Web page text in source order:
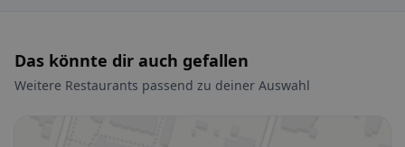
Das könnte dir auch gefallen
Weitere Restaurants passend zu deiner Auswahl